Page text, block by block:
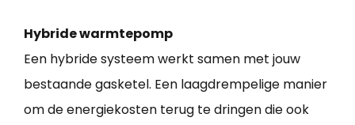
Hybride warmtepomp
Een hybride systeem werkt samen met jouw
bestaande gasketel. Een laagdrempelige manier
om de energiekosten terug te dringen die ook